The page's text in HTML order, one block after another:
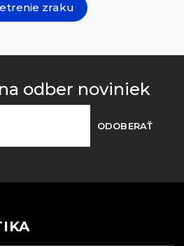
zraku
odber noviniek
ODOBERAŤ